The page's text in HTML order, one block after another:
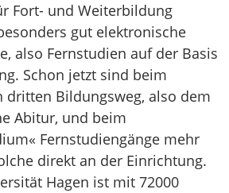
Fort- und Weiterbildung
gut elektronische
also Fernstudien auf der Basis
Schon jetzt sind beim
dritten Bildungsweg, also dem
Abitur, und beim
Fernstudiengänge mehr
direkt an der Einrichtung.
Hagen ist mit 72000